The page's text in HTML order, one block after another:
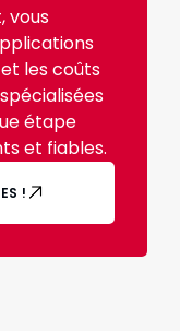
vous
les coûts
étape
et fiables.
!